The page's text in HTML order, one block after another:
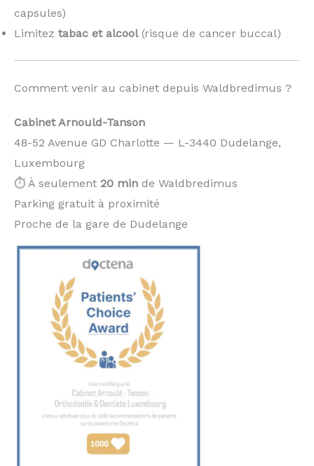
capsules)
Limitez tabac et alcool(risque de cancer buccal)
Comment venir au cabinet depuis Waldbredimus ?
Cabinet Arnould-Tanson
48-52 Avenue GD Charlotte — L-3440 Dudelange,
Luxembourg
⏱️ À seulement 20 min de Waldbredimus
Parking gratuit à proximité
Proche de la gare de Dudelange